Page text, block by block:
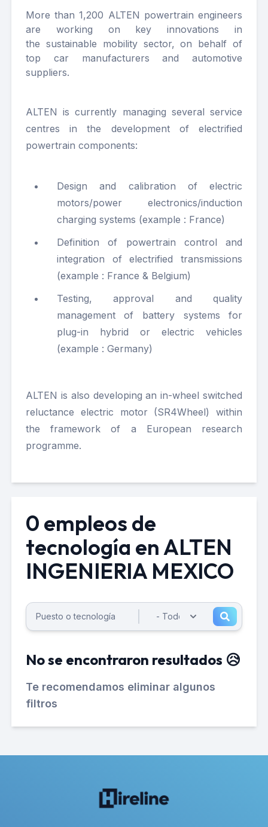
More than 1,200 ALTEN powertrain engineers
are working on key innovations in
the sustainable mobilitysector, on behalf of
top car manufacturers and automotive
suppliers.
ALTEN is currently managing several service
centres in the development of electrified
powertrain components:
Design and calibration of electric
motors/power electronics/induction
charging systems (example : France)
Definition of powertrain control and
integration of electrified transmissions
(example : France & Belgium)
Testing, approval and quality
management of battery systems for
plug-in hybrid or electric vehicles
(example : Germany)
ALTEN is also developing an in-wheel switched
reluctance electric motor(SR4Wheel) within
the framework of a European research
programme.
0 empleos de
tecnología en ALTEN
INGENIERIA MEXICO
No se encontraron resultados 😥
Te recomendamos eliminar algunos
filtros